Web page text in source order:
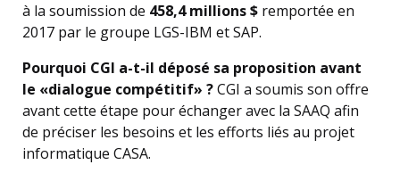
à la soumission de 458,4 millions $ remportée en
2017 par le groupe LGS-IBM et SAP.
Pourquoi CGI a-t-il déposé sa proposition avant
le «dialogue compétitif» ?CGI a soumis son offre
avant cette étape pour échanger avec la SAAQ afin
de préciser les besoins et les efforts liés au projet
informatique CASA.